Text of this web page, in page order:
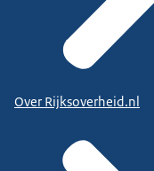
Over Rijksoverheid.nl